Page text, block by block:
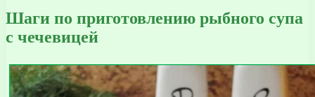
Шаги по приготовлению рыбного супа
с чечевицей